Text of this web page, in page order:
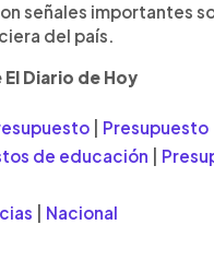
señales importantes
del país.
Diario de Hoy
Presupuesto
de educación
Nacional